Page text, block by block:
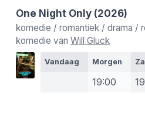
One Night Only (2026)
komedie / romantiek / drama /
komedie van Will Gluck
Vandaag Morgen
19:00